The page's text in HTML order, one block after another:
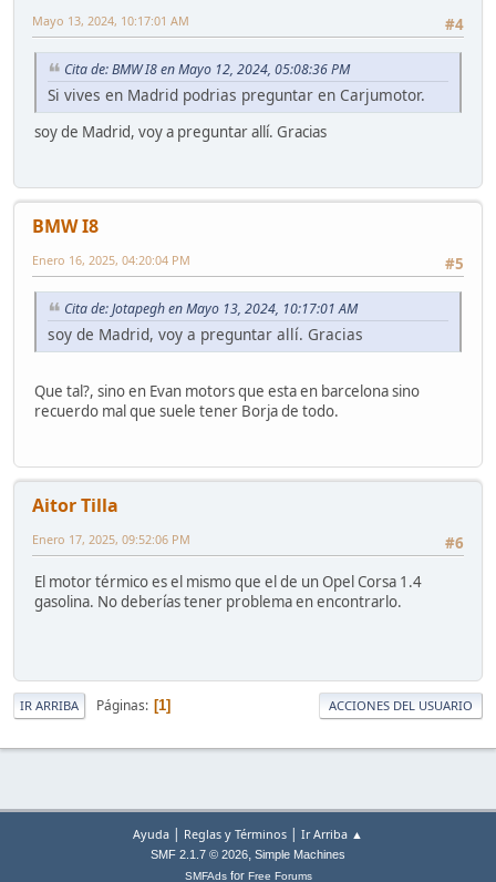
#4
Mayo 13, 2024, 10:17:01 AM
Cita de: BMW I8 en Mayo 12, 2024, 05:08:36 PM
Si vives en Madrid podrias preguntar en Carjumotor.
soy de Madrid, voy a preguntar allí. Gracias
BMW I8
#5
Enero 16, 2025, 04:20:04 PM
Cita de: Jotapegh en Mayo 13, 2024, 10:17:01 AM
soy de Madrid, voy a preguntar allí. Gracias
Que tal?, sino en Evan motors que esta en barcelona sino
recuerdo mal que suele tener Borja de todo.
Aitor Tilla
#6
Enero 17, 2025, 09:52:06 PM
El motor térmico es el mismo que el de un Opel Corsa 1.4
gasolina. No deberías tener problema en encontrarlo.
IR ARRIBA Páginas 1 ACCIONES DEL USUARIO
Ayuda | Reglas y Términos | Ir Arriba ▲
SMF 2.1.7 © 2026, Simple Machines
SMFAdsfor Free Forums